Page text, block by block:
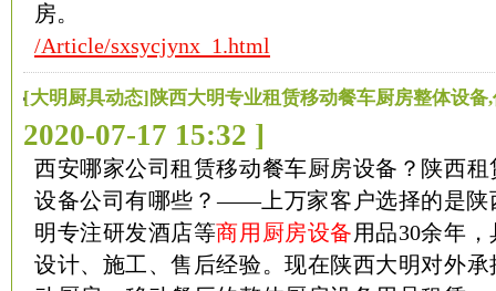
房。
/Article/sxsycjynx_1.html
[大明厨具动态]陕西大明专业租赁移动餐车厨房整体设备
2020-07-17 15:32 ]
西安哪家公司租赁移动餐车厨房设备？陕西
设备公司有哪些？——上万家客户选择的是陕
明专注研发酒店等商用厨房设备用品30余年
设计、施工、售后经验。现在陕西大明对外